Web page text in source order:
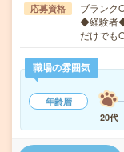
応募資格
ブランク
◆経験者
だけでも
職場の雰囲気
年齢層
20代